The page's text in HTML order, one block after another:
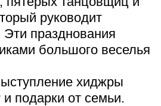
руководит
празднования
большого веселья
хиджры
и подарки от семьи.